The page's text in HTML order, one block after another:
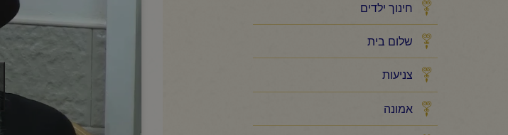
חינוך ילדים
שלום בית
צניעות
אמונה